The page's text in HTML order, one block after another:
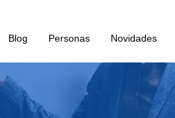
Blog Personas Novidades